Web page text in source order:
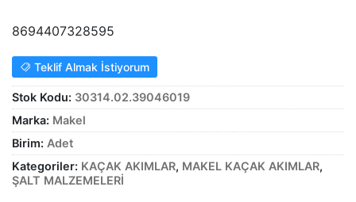
8694407328595
Teklif Almak İstiyorum
Stok Kodu: 30314.02.39046019
Marka: Makel
Birim: Adet
Kategoriler: KAÇAK AKIMLAR, MAKEL KAÇAK AKIMLAR,
ŞALT MALZEMELERİ